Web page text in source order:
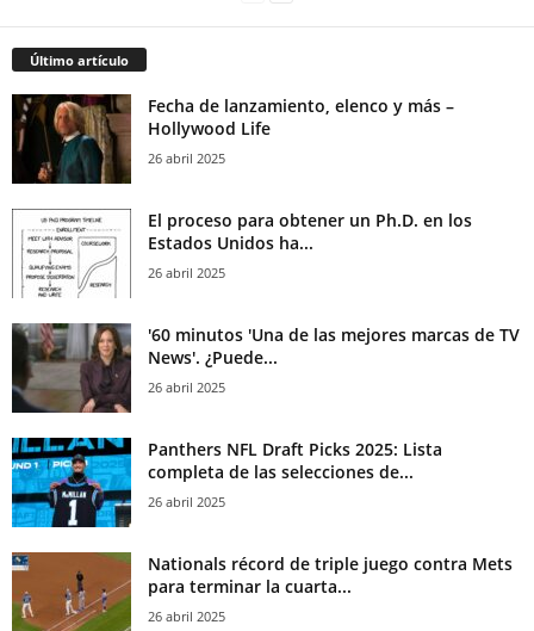
Último artículo
Fecha de lanzamiento, elenco y más –
Hollywood Life
26 abril 2025
El proceso para obtener un Ph.D. en los
Estados Unidos ha...
26 abril 2025
'60 minutos 'Una de las mejores marcas de TV
News'. ¿Puede...
26 abril 2025
Panthers NFL Draft Picks 2025: Lista
completa de las selecciones de...
26 abril 2025
Nationals récord de triple juego contra Mets
para terminar la cuarta...
26 abril 2025